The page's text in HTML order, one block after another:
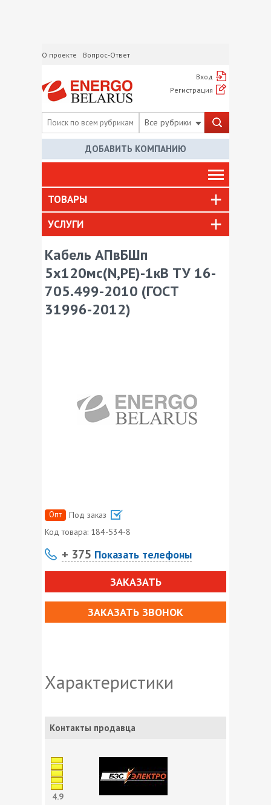
О проекте Вопрос-Ответ
Вход
Регистрация
Все рубрики
ДОБАВИТЬ КОМПАНИЮ
ТОВАРЫ
УСЛУГИ
Кабель АПвБШп
5х120мс(N,PE)-1кВ ТУ 16-
705.499-2010 (ГОСТ
31996-2012)
Опт
Под заказ
Код товара: 184-534-8
+ 375 Показать телефоны
ЗАКАЗАТЬ
ЗАКАЗАТЬ ЗВОНОК
Характеристики
Контакты продавца
4.9